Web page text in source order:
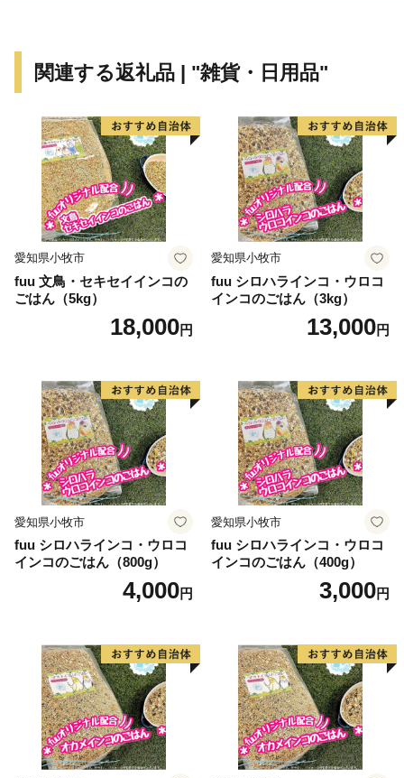
関連する返礼品 | "雑貨・日用品"
愛知県小牧市
fuu 文鳥・セキセイインコの
ごはん（5kg）
18,000円
愛知県小牧市
fuu シロハラインコ・ウロコ
インコのごはん（3kg）
13,000円
愛知県小牧市
fuu シロハラインコ・ウロコ
インコのごはん（800g）
4,000円
愛知県小牧市
fuu シロハラインコ・ウロコ
インコのごはん（400g）
3,000円